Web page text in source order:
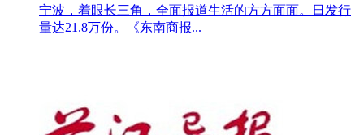
宁波，着眼长三角，全面报道生活的方方面面。日发行
量达21.8万份。《东南商报...